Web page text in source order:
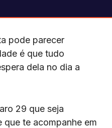
pode parecer
é que tudo
dela no dia a
29 que seja
te acompanhe em